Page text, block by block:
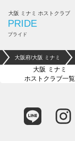
大阪 ミナミ ホストクラブ
PRIDE
プライド
大阪府/大阪 ミナミ
大阪 ミナミ
ホストクラブ一覧